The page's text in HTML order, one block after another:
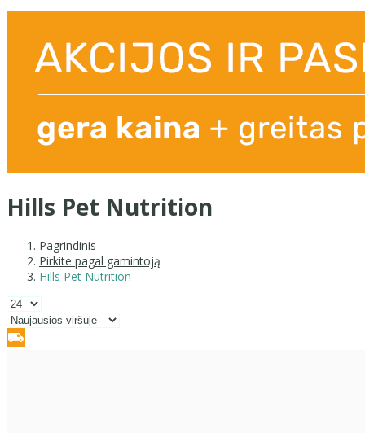
Hills Pet Nutrition
Pagrindinis
Pirkite pagal gamintoją
Hills Pet Nutrition